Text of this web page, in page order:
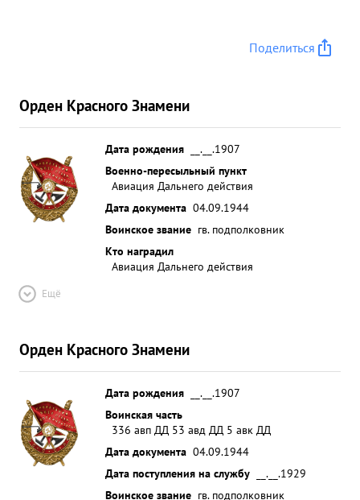
Поделиться
Орден Красного Знамени
Дата рождения
__.__.1907
Военно-пересыльный пункт
Авиация Дальнего действия
Дата документа 04.09.1944
Воинское звание гв. подполковник
Кто наградил
Авиация Дальнего действия
Ещё
Орден Красного Знамени
Дата рождения
__.__.1907
Воинская часть
336 авп ДД 53 авд ДД 5 авк ДД
Дата документа 04.09.1944
Дата поступления на службу
__.__.1929
Воинское звание гв. подполковник